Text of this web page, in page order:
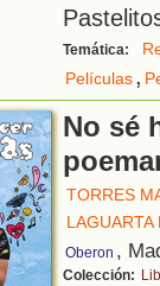
Temática:
Películas,
No sé
TORRES
Oberon ,
Colección: